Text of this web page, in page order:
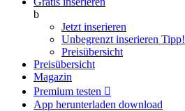
b
Jetzt inserieren
Unbegrenzt inserieren Tipp!
Preisübersicht
Preisübersicht
Magazin
Premium testen 
App herunterladen download